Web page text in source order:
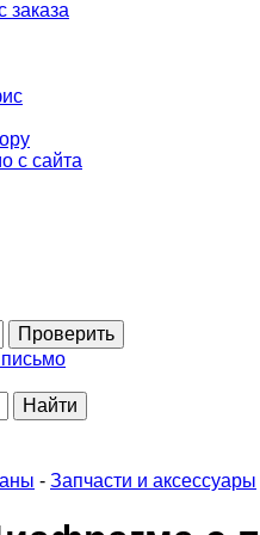
заказа
с сайта
Проверить
Найти
- Запчасти и аксессуары